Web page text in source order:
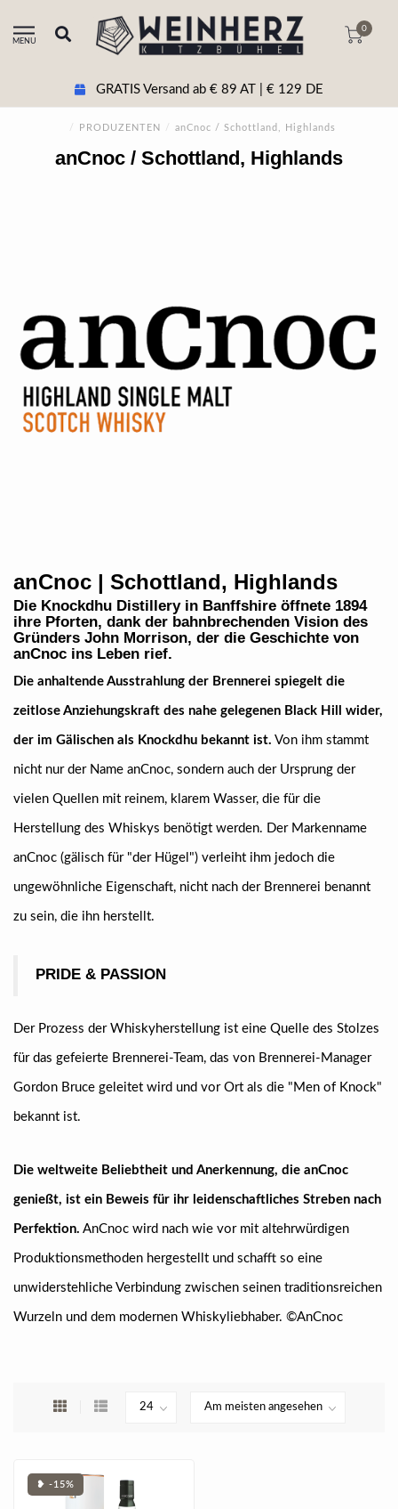
MENU
0
GRATIS Versand ab € 89 AT | € 129 DE
/ PRODUZENTEN / anCnoc / Schottland, Highlands
anCnoc / Schottland, Highlands
anCnoc | Schottland, Highlands
Die Knockdhu Distillery in Banffshire öffnete 1894
ihre Pforten, dank der bahnbrechenden Vision des
Gründers John Morrison, der die Geschichte von
anCnoc ins Leben rief.
Die anhaltende Ausstrahlung der Brennerei spiegelt die
zeitlose Anziehungskraft des nahe gelegenen Black Hill wider,
der im Gälischen als Knockdhu bekannt ist. Von ihm stammt
nicht nur der Name anCnoc, sondern auch der Ursprung der
vielen Quellen mit reinem, klarem Wasser, die für die
Herstellung des Whiskys benötigt werden. Der Markenname
anCnoc (gälisch für "der Hügel") verleiht ihm jedoch die
ungewöhnliche Eigenschaft, nicht nach der Brennerei benannt
zu sein, die ihn herstellt.
PRIDE & PASSION
Der Prozess der Whiskyherstellung ist eine Quelle des Stolzes
für das gefeierte Brennerei-Team, das von Brennerei-Manager
Gordon Bruce geleitet wird und vor Ort als die "Men of Knock"
bekannt ist.
Die weltweite Beliebtheit und Anerkennung, die anCnoc
genießt, ist ein Beweis für ihr leidenschaftliches Streben nach
Perfektion. AnCnoc wird nach wie vor mit altehrwürdigen
Produktionsmethoden hergestellt und schafft so eine
unwiderstehliche Verbindung zwischen seinen traditionsreichen
Wurzeln und dem modernen Whiskyliebhaber. ©AnCnoc
❥ -15%